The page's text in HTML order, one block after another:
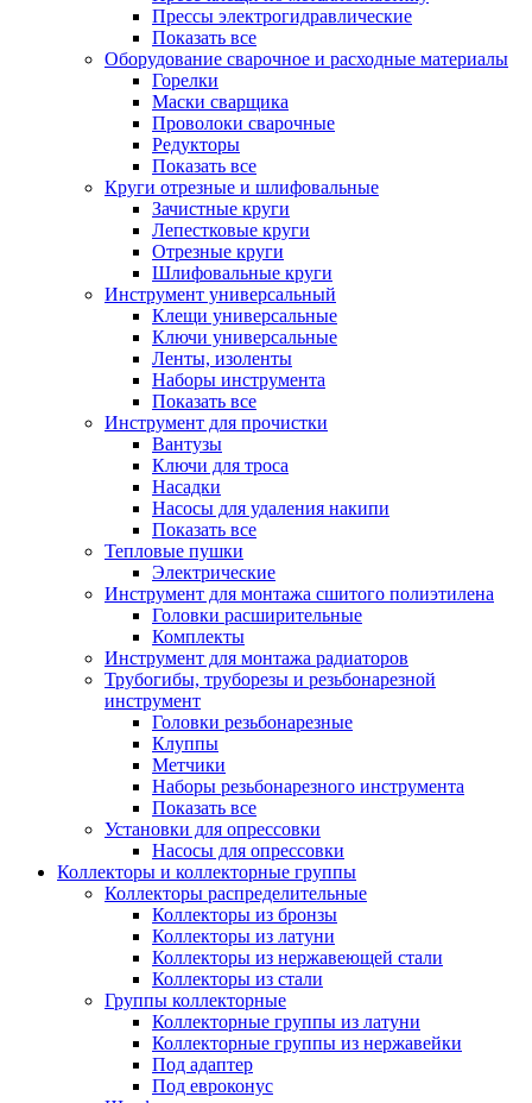
Прессы электрогидравлические
Показать все
Оборудование сварочное и расходные материалы
Горелки
Маски сварщика
Проволоки сварочные
Редукторы
Показать все
Круги отрезные и шлифовальные
Зачистные круги
Лепестковые круги
Отрезные круги
Шлифовальные круги
Инструмент универсальный
Клещи универсальные
Ключи универсальные
Ленты, изоленты
Наборы инструмента
Показать все
Инструмент для прочистки
Вантузы
Ключи для троса
Насадки
Насосы для удаления накипи
Показать все
Тепловые пушки
Электрические
Инструмент для монтажа сшитого полиэтилена
Головки расширительные
Комплекты
Инструмент для монтажа радиаторов
Трубогибы, труборезы и резьбонарезной
инструмент
Головки резьбонарезные
Клуппы
Метчики
Наборы резьбонарезного инструмента
Показать все
Установки для опрессовки
Насосы для опрессовки
Коллекторы и коллекторные группы
Коллекторы распределительные
Коллекторы из бронзы
Коллекторы из латуни
Коллекторы из нержавеющей стали
Коллекторы из стали
Группы коллекторные
Коллекторные группы из латуни
Коллекторные группы из нержавейки
Под адаптер
Под евроконус